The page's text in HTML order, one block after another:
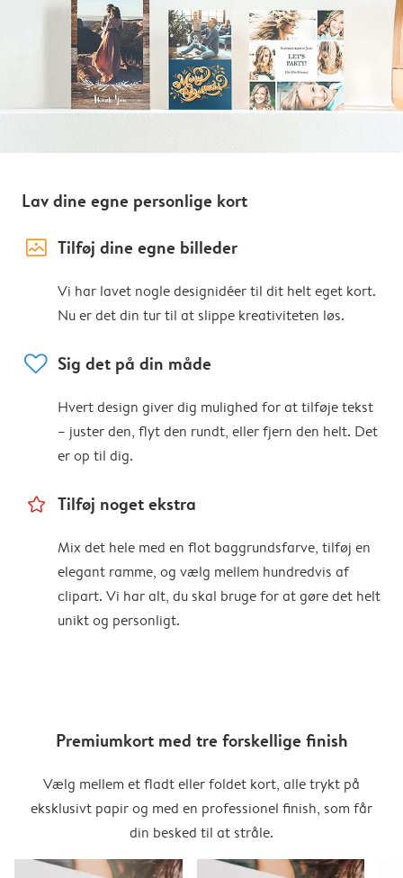
Lav dine egne personlige kort
image_placeholder Tilføj dine egne billeder
Vi har lavet nogle designidéer til dit helt eget kort.
Nu er det din tur til at slippe kreativiteten løs.
heart Sig det på din måde
Hvert design giver dig mulighed for at tilføje tekst
– juster den, flyt den rundt, eller fjern den helt. Det
er op til dig.
star_outline Tilføj noget ekstra
Mix det hele med en flot baggrundsfarve, tilføj en
elegant ramme, og vælg mellem hundredvis af
clipart. Vi har alt, du skal bruge for at gøre det helt
unikt og personligt.
Premiumkort med tre forskellige finish
Vælg mellem et fladt eller foldet kort, alle trykt på
eksklusivt papir og med en professionel finish, som får
din besked til at stråle.